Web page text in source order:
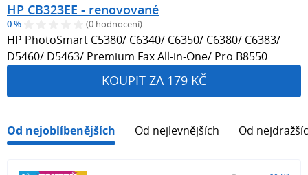
HP CB323EE - renovované
0 % (0 hodnocení)
HP PhotoSmart C5380/ C6340/ C6350/ C6380/ C6383/
D5460/ D5463/ Premium Fax All-in-One/ Pro B8550
KOUPIT ZA 179 KČ
Od nejoblíbenějších Od nejlevnějších Od